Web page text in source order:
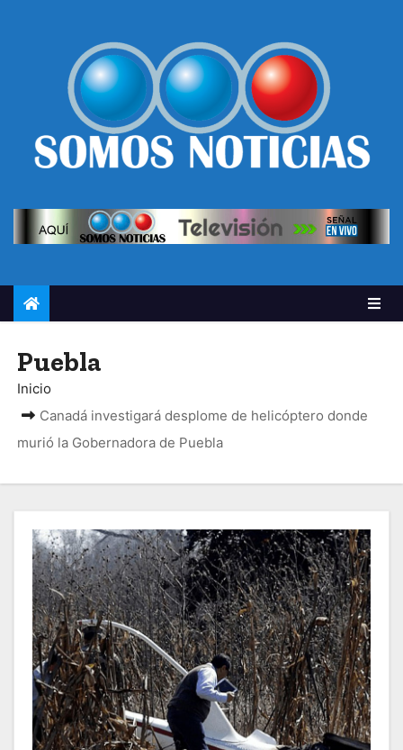
Puebla
Inicio
Canadá investigará desplome de helicóptero donde
murió la Gobernadora de Puebla